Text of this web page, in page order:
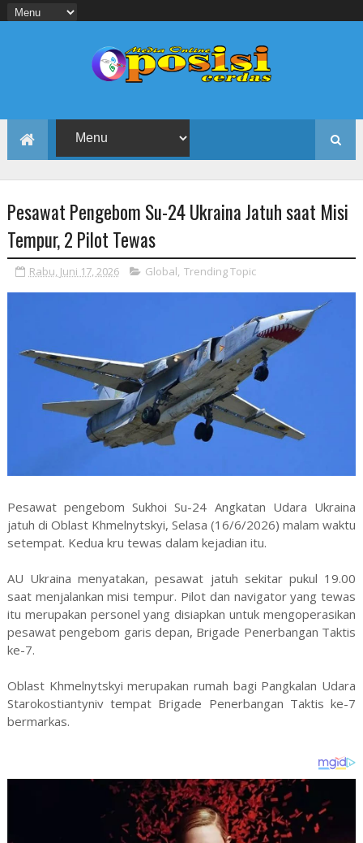
Pesawat Pengebom Su-24 Ukraina Jatuh saat Misi
Tempur, 2 Pilot Tewas
Rabu, Juni 17, 2026 Global, Trending Topic
Pesawat pengebom Sukhoi Su-24 Angkatan Udara Ukraina
jatuh di Oblast Khmelnytskyi, Selasa (16/6/2026) malam waktu
setempat. Kedua kru tewas dalam kejadian itu.
AU Ukraina menyatakan, pesawat jatuh sekitar pukul 19.00
saat menjalankan misi tempur. Pilot dan navigator yang tewas
itu merupakan personel yang disiapkan untuk mengoperasikan
pesawat pengebom garis depan, Brigade Penerbangan Taktis
ke-7.
Oblast Khmelnytskyi merupakan rumah bagi Pangkalan Udara
Starokostiantyniv tempat Brigade Penerbangan Taktis ke-7
bermarkas.